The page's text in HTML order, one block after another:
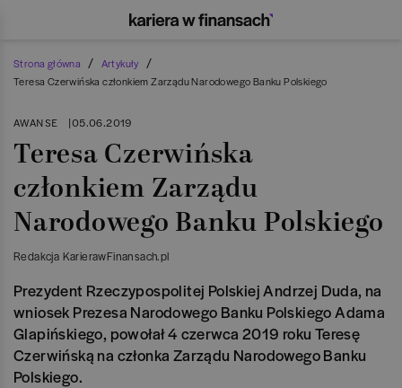
Strona główna / Artykuły /
Teresa Czerwińska członkiem Zarządu Narodowego Banku Polskiego
AWANSE |05.06.2019
Teresa Czerwińska
członkiem Zarządu
Narodowego Banku Polskiego
Redakcja KarierawFinansach.pl
Prezydent Rzeczypospolitej Polskiej Andrzej Duda, na
wniosek Prezesa Narodowego Banku Polskiego Adama
Glapińskiego, powołał 4 czerwca 2019 roku Teresę
Czerwińską na członka Zarządu Narodowego Banku
Polskiego.